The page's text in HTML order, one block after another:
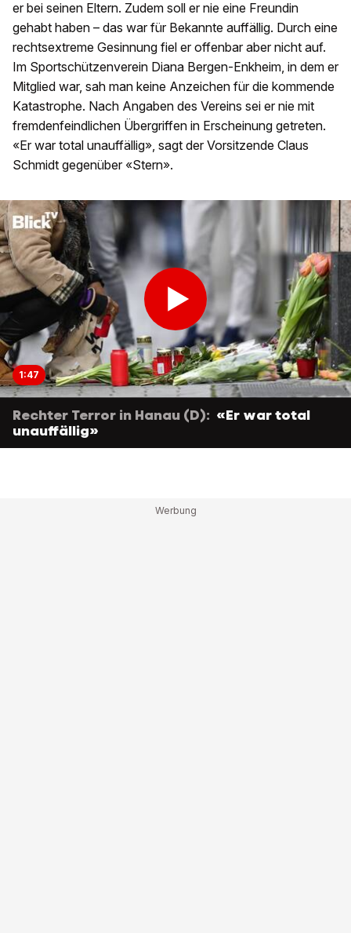
er bei seinen Eltern. Zudem soll er nie eine Freundin
gehabt haben – das war für Bekannte auffällig. Durch eine
rechtsextreme Gesinnung fiel er offenbar aber nicht auf.
Im Sportschützenverein Diana Bergen-Enkheim, in dem er
Mitglied war, sah man keine Anzeichen für die kommende
Katastrophe. Nach Angaben des Vereins sei er nie mit
fremdenfeindlichen Übergriffen in Erscheinung getreten.
«Er war total unauffällig», sagt der Vorsitzende Claus
Schmidt gegenüber «Stern».
1:47
Rechter Terror in Hanau (D): «Er war total
unauffällig»